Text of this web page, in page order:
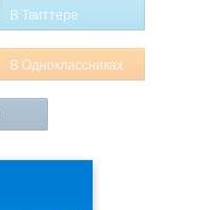
В Твиттере
В Одноклассниках